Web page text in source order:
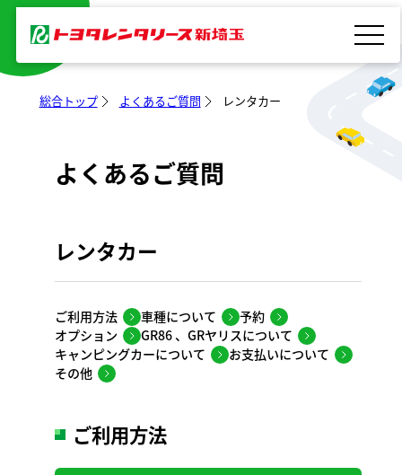
を
総合トップ よくあるご質問 レンタカー
よくあるご質問
レンタカー
ご利用方法 車種について
予約
オプション
GR86 、GRヤリスについて
キャンピングカーについて
お支払いについて
その他
ご利用方法